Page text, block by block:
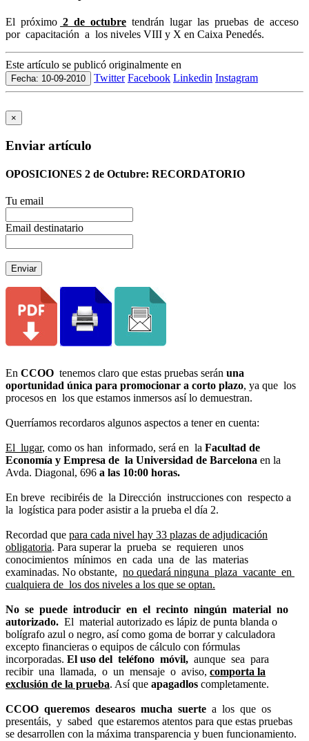
El próximo 2 de octubre tendrán lugar las pruebas de acceso
por capacitación a los niveles VIII y X en Caixa Penedés.
Este artículo se publicó originalmente en
Fecha: 10-09-2010 Twitter Facebook Linkedin Instagram
×
Enviar artículo
OPOSICIONES 2 de Octubre: RECORDATORIO
Tu email
Email destinatario
Enviar
En CCOO tenemos claro que estas pruebas serán una
oportunidad única para promocionar a corto plazo, ya que los
procesos en los que estamos inmersos así lo demuestran.
Querríamos recordaros algunos aspectos a tener en cuenta:
El lugar, como os han informado, será en la Facultad de
Economía y Empresa de la Universidad de Barcelona en la
Avda. Diagonal, 696 a las 10:00 horas.
En breve recibiréis de la Dirección instrucciones con respecto a
la logística para poder asistir a la prueba el día 2.
Recordad que para cada nivel hay 33 plazas de adjudicación
obligatoria. Para superar la prueba se requieren unos
conocimientos mínimos en cada una de las materias
examinadas. No obstante, no quedará ninguna plaza vacante en
cualquiera de los dos niveles a los que se optan.
No se puede introducir en el recinto ningún material no
autorizado. El material autorizado es lápiz de punta blanda o
bolígrafo azul o negro, así como goma de borrar y calculadora
excepto financieras o equipos de cálculo con fórmulas
incorporadas. El uso del teléfono móvil, aunque sea para
recibir una llamada, o un mensaje o aviso, comporta la
exclusión de la prueba. Así que apagadlos completamente.
CCOO queremos desearos mucha suerte a los que os
presentáis, y sabed que estaremos atentos para que estas pruebas
se desarrollen con la máxima transparencia y buen funcionamiento.